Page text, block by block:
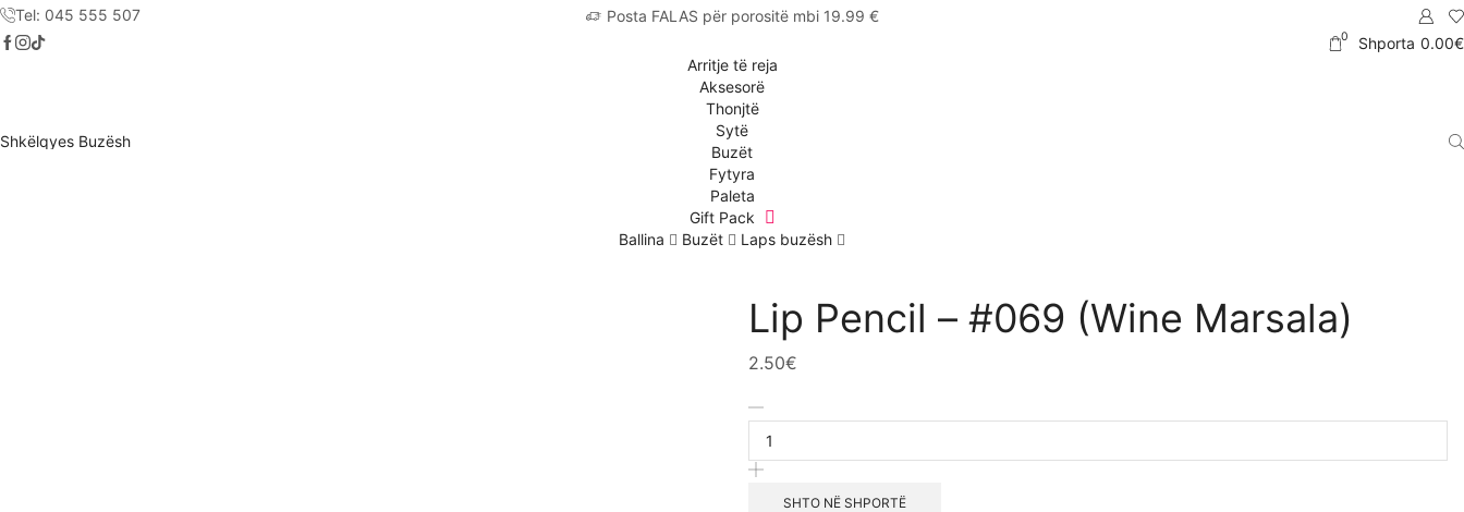
Tel: 045 555 507 Posta FALAS për porositë mbi 19.99 €
0 Shporta 0.00€
Shkëlqyes Buzësh
Arritje të reja
Aksesorë
Thonjtë
Sytë
Buzët
Fytyra
Paleta
Gift Pack
Ballina
Buzët Laps buzësh
Lip Pencil – #069 (Wine Marsala)
2.50€
Lip
–
#069
(Wine
SHTO NË SHPORTË